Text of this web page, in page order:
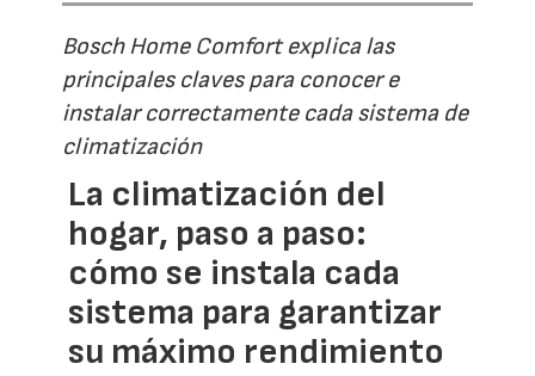
Bosch Home Comfort explica las
principales claves para conocer e
instalar correctamente cada sistema de
climatización
La climatización del
hogar, paso a paso:
cómo se instala cada
sistema para garantizar
su máximo rendimiento